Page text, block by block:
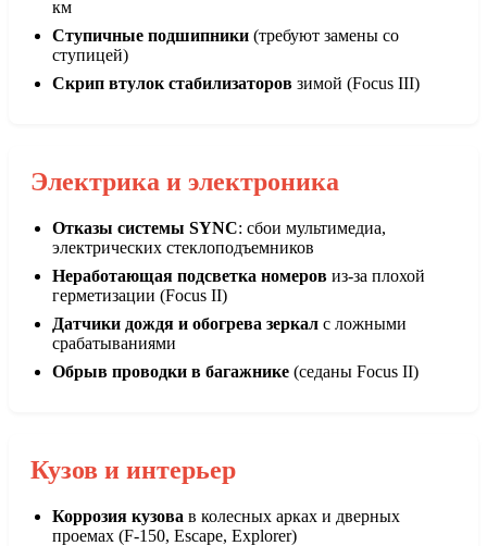
км
Ступичные подшипники (требуют замены со
ступицей)
Скрип втулок стабилизаторов зимой (Focus III)
Электрика и электроника
Отказы системы SYNC: сбои мультимедиа,
электрических стеклоподъемников
Неработающая подсветка номеров из-за плохой
герметизации (Focus II)
Датчики дождя и обогрева зеркал с ложными
срабатываниями
Обрыв проводки в багажнике (седаны Focus II)
Кузов и интерьер
Коррозия кузова в колесных арках и дверных
проемах (F-150, Escape, Explorer)